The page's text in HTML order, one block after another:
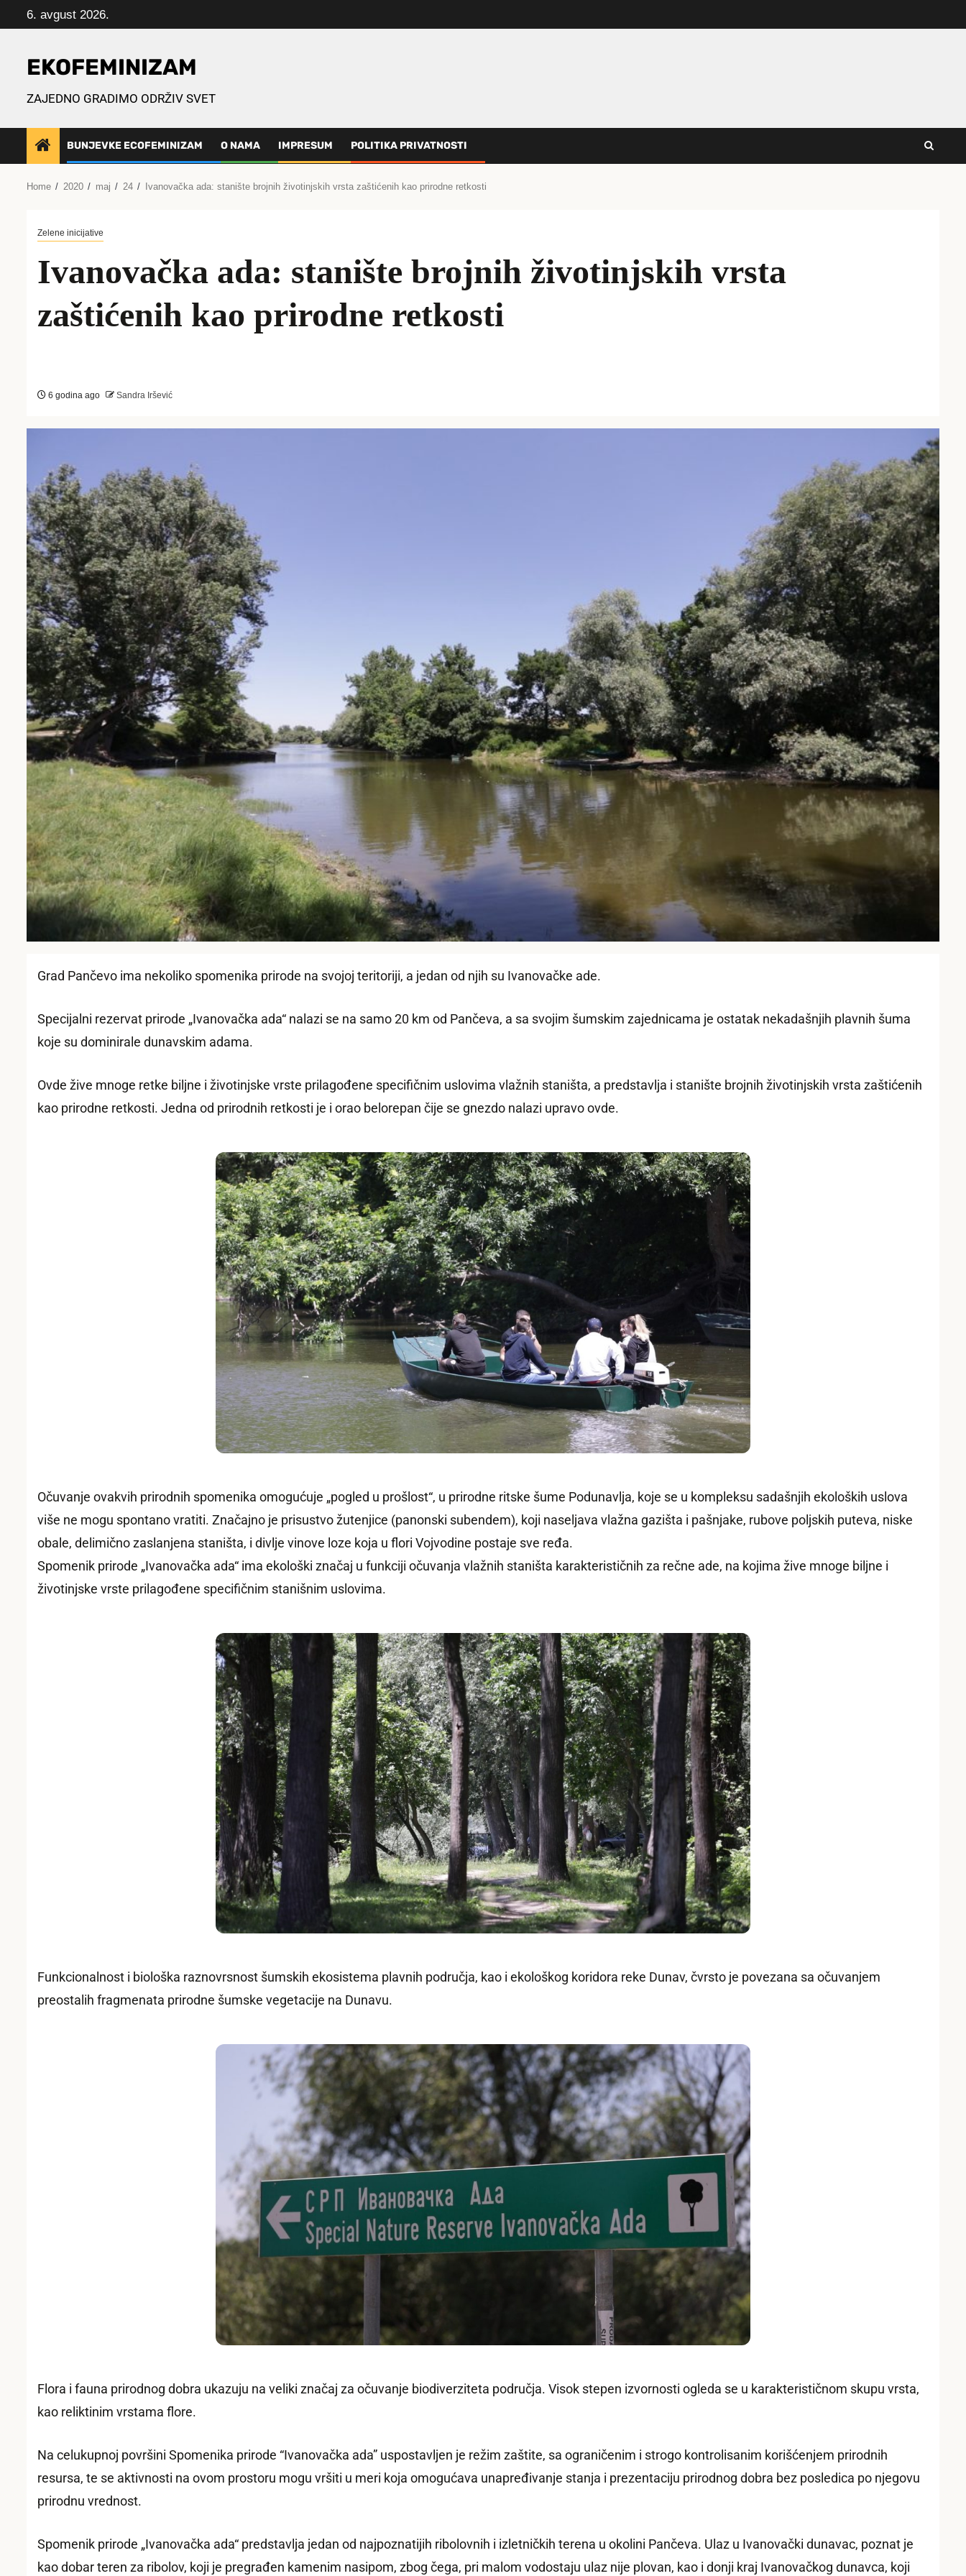
to
6. avgust 2026.
EKOFEMINIZAM
ZAJEDNO GRADIMO ODRŽIV SVET
BUNJEVKE ECOFEMINIZAM O NAMA IMPRESUM POLITIKA PRIVATNOSTI
Home 2020 maj 24 Ivanovačka ada: stanište brojnih životinjskih vrsta zaštićenih kao prirodne retkosti
Zelene inicijative
Ivanovačka ada: stanište brojnih životinjskih vrsta
zaštićenih kao prirodne retkosti
6 godina ago Sandra Iršević
Grad Pančevo ima nekoliko spomenika prirode na svojoj teritoriji, a jedan od njih su Ivanovačke ade.
Specijalni rezervat prirode „Ivanovačka ada“ nalazi se na samo 20 km od Pančeva, a sa svojim šumskim zajednicama je ostatak nekadašnjih plavnih šuma
koje su dominirale dunavskim adama.
Ovde žive mnoge retke biljne i životinjske vrste prilagođene specifičnim uslovima vlažnih staništa, a predstavlja i stanište brojnih životinjskih vrsta zaštićenih
kao prirodne retkosti. Jedna od prirodnih retkosti je i orao belorepan čije se gnezdo nalazi upravo ovde.
Očuvanje ovakvih prirodnih spomenika omogućuje „pogled u prošlost“, u prirodne ritske šume Podunavlja, koje se u kompleksu sadašnjih ekoloških uslova
više ne mogu spontano vratiti. Značajno je prisustvo žutenjice (panonski subendem), koji naseljava vlažna gazišta i pašnjake, rubove poljskih puteva, niske
obale, delimično zaslanjena staništa, i divlje vinove loze koja u flori Vojvodine postaje sve ređa.
Spomenik prirode „Ivanovačka ada“ ima ekološki značaj u funkciji očuvanja vlažnih staništa karakterističnih za rečne ade, na kojima žive mnoge biljne i
životinjske vrste prilagođene specifičnim stanišnim uslovima.
Funkcionalnost i biološka raznovrsnost šumskih ekosistema plavnih područja, kao i ekološkog koridora reke Dunav, čvrsto je povezana sa očuvanjem
preostalih fragmenata prirodne šumske vegetacije na Dunavu.
Flora i fauna prirodnog dobra ukazuju na veliki značaj za očuvanje biodiverziteta područja. Visok stepen izvornosti ogleda se u karakterističnom skupu vrsta,
kao reliktinim vrstama flore.
Na celukupnoj površini Spomenika prirode “Ivanovačka ada” uspostavljen je režim zaštite, sa ograničenim i strogo kontrolisanim korišćenjem prirodnih
resursa, te se aktivnosti na ovom prostoru mogu vršiti u meri koja omogućava unapređivanje stanja i prezentaciju prirodnog dobra bez posledica po njegovu
prirodnu vrednost.
Spomenik prirode „Ivanovačka ada“ predstavlja jedan od najpoznatijih ribolovnih i izletničkih terena u okolini Pančeva. Ulaz u Ivanovački dunavac, poznat je
kao dobar teren za ribolov, koji je pregrađen kamenim nasipom, zbog čega, pri malom vodostaju ulaz nije plovan, kao i donji kraj Ivanovačkog dunavca, koji